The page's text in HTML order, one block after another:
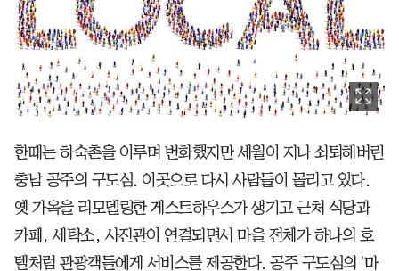
한때는 하숙촌을 이루며 번화했지만 세월이 지나 쇠퇴해버린
충남 공주의 구도심. 이곳으로 다시 사람들이 몰리고 있다.
옛 가옥을 리모델링한 게스트하우스가 생기고 근처 식당과
카페, 세탁소, 사진관이 연결되면서 마을 전체가 하나의 호
텔처럼 관광객들에게 서비스를 제공한다. 공주 구도심의 '마